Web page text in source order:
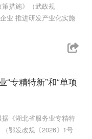
措施》（武政规
业 推进研发产业化实施
专精特新”和“单项
《湖北省服务业专精特
鄂发改规〔2026〕1号